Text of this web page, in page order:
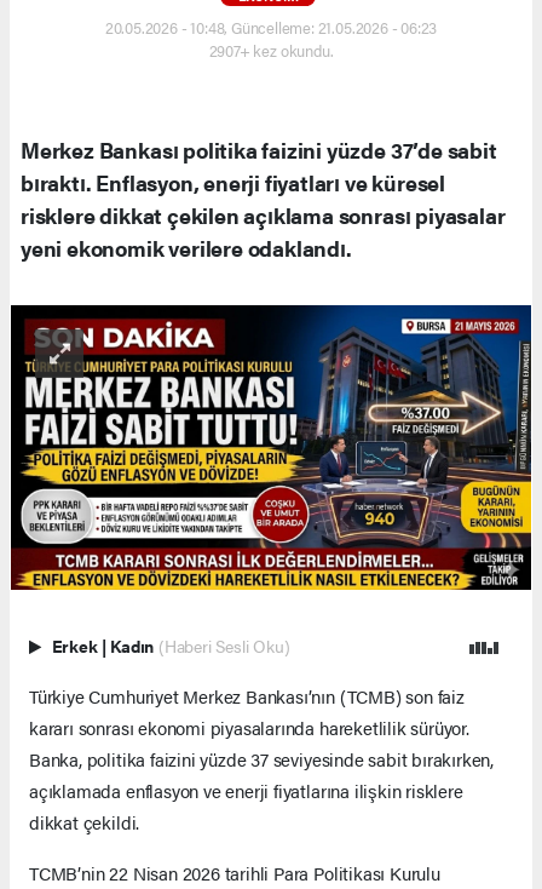
20.05.2026 - 10:48, Güncelleme: 21.05.2026 - 06:23
2907+ kez okundu.
Merkez Bankası politika faizini yüzde 37’de sabit
bıraktı. Enflasyon, enerji fiyatları ve küresel
risklere dikkat çekilen açıklama sonrası piyasalar
yeni ekonomik verilere odaklandı.
Erkek | Kadın (Haberi Sesli Oku)
Türkiye Cumhuriyet Merkez Bankası’nın (TCMB) son faiz
kararı sonrası ekonomi piyasalarında hareketlilik sürüyor.
Banka, politika faizini yüzde 37 seviyesinde sabit bırakırken,
açıklamada enflasyon ve enerji fiyatlarına ilişkin risklere
dikkat çekildi.
TCMB’nin 22 Nisan 2026 tarihli Para Politikası Kurulu